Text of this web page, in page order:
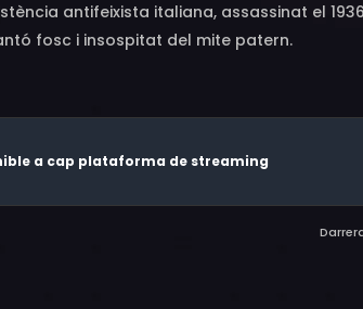
antifeixista italiana, assassinat el
fosc i insospitat del mite patern.
a cap plataforma de streaming